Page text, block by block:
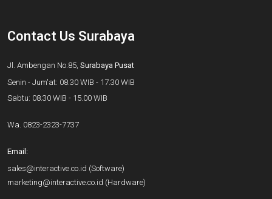
Contact Us Surabaya
Jl. Ambengan No.85, Surabaya Pusat
Senin - Jum'at: 08.30 WIB - 17.30 WIB
Sabtu: 08.30 WIB - 15.00 WIB
Wa. 0823-2323-7737
Email:
sales@interactive.co.id (Software)
marketing@interactive.co.id (Hardware)